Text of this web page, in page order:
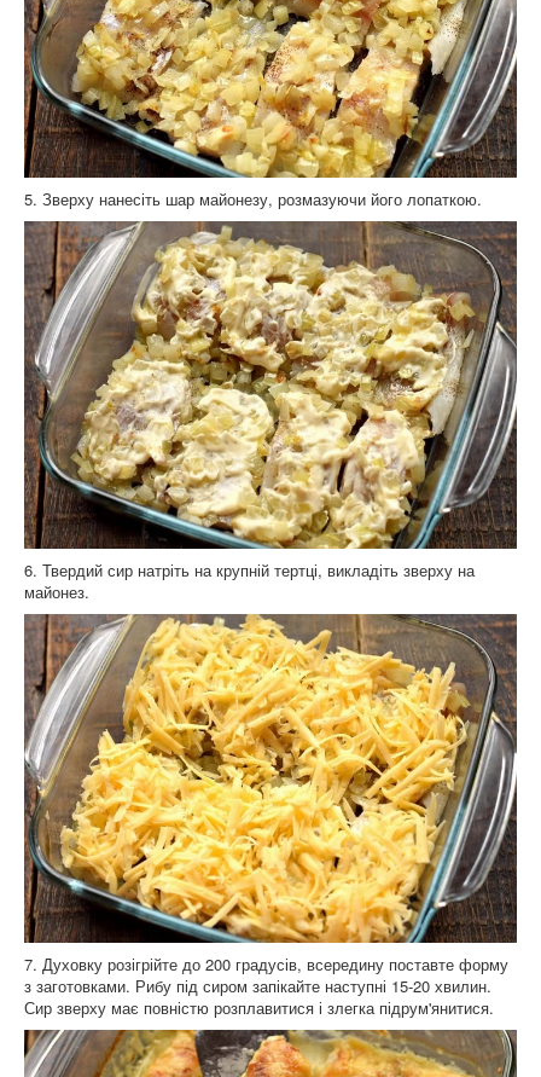
5. Зверху нанесіть шар майонезу, розмазуючи його лопаткою.
6. Твердий сир натріть на крупній тертці, викладіть зверху на
майонез.
7. Духовку розігрійте до 200 градусів, всередину поставте форму
з заготовками. Рибу під сиром запікайте наступні 15-20 хвилин.
Сир зверху має повністю розплавитися і злегка підрум'янитися.